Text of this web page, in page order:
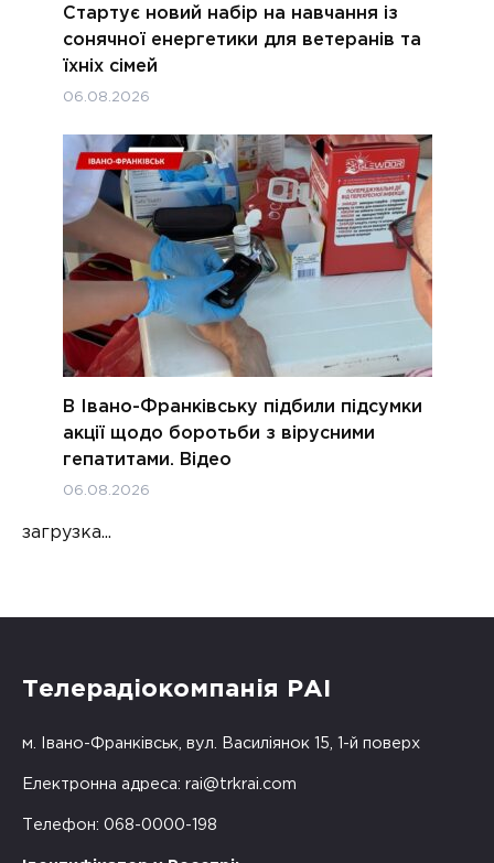
Стартує новий набір на навчання із
сонячної енергетики для ветеранів та
їхніх сімей
06.08.2026
В Івано-Франківську підбили підсумки
акції щодо боротьби з вірусними
гепатитами. Відео
06.08.2026
загрузка...
Телерадіокомпанія РАІ
м. Івано-Франківськ, вул. Василіянок 15, 1-й поверх
Електронна адреса: rai@trkrai.com
Телефон: 068-0000-198